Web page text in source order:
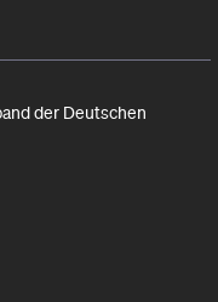
der Deutschen